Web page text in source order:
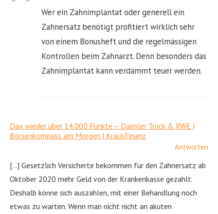
Wer ein Zahnimplantat oder generell ein
Zahnersatz benötigt profitiert wirklich sehr
von einem Bonusheft und die regelmässigen
Kontrollen beim Zahnarzt. Denn besonders das
Zahnimplantat kann verdammt teuer werden.
Dax wieder über 14.000 Punkte – Daimler Truck & RWE |
Börsenkompass am Morgen | KrausFinanz
Antworten
[…] Gesetzlich Versicherte bekommen für den Zahnersatz ab
Oktober 2020 mehr Geld von der Krankenkasse gezahlt.
Deshalb könne sich auszahlen, mit einer Behandlung noch
etwas zu warten. Wenn man nicht nicht an akuten